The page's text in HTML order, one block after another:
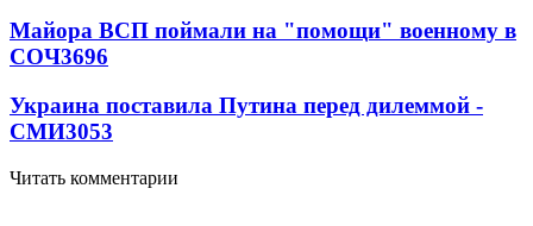
Майора ВСП поймали на "помощи" военному в
СОЧ3696
Украина поставила Путина перед дилеммой -
СМИ3053
Читать комментарии